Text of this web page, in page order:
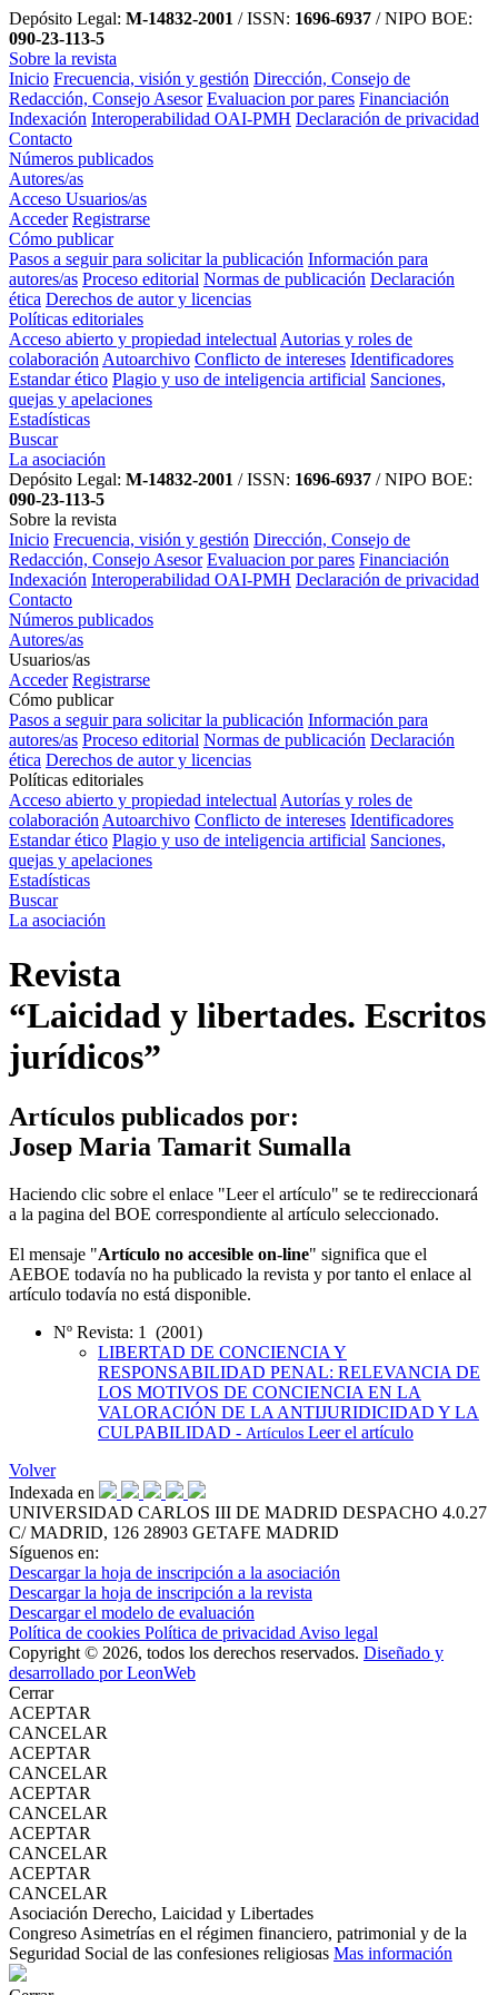
Depósito Legal: M-14832-2001 / ISSN: 1696-6937 / NIPO BOE:
090-23-113-5
Sobre la revista
Inicio Frecuencia, visión y gestión Dirección, Consejo de
Redacción, Consejo Asesor Evaluacion por pares Financiación
Indexación Interoperabilidad OAI-PMH Declaración de privacidad
Contacto
Números publicados
Autores/as
Acceso Usuarios/as
Acceder Registrarse
Cómo publicar
Pasos a seguir para solicitar la publicación Información para
autores/as Proceso editorial Normas de publicación Declaración
ética Derechos de autor y licencias
Políticas editoriales
Acceso abierto y propiedad intelectual Autorias y roles de
colaboración Autoarchivo Conflicto de intereses Identificadores
Estandar ético Plagio y uso de inteligencia artificial Sanciones,
quejas y apelaciones
Estadísticas
Buscar
La asociación
Depósito Legal: M-14832-2001 / ISSN: 1696-6937 / NIPO BOE:
090-23-113-5
Sobre la revista
Inicio Frecuencia, visión y gestión Dirección, Consejo de
Redacción, Consejo Asesor Evaluacion por pares Financiación
Indexación Interoperabilidad OAI-PMH Declaración de privacidad
Contacto
Números publicados
Autores/as
Usuarios/as
Acceder Registrarse
Cómo publicar
Pasos a seguir para solicitar la publicación Información para
autores/as Proceso editorial Normas de publicación Declaración
ética Derechos de autor y licencias
Políticas editoriales
Acceso abierto y propiedad intelectual Autorías y roles de
colaboración Autoarchivo Conflicto de intereses Identificadores
Estandar ético Plagio y uso de inteligencia artificial Sanciones,
quejas y apelaciones
Estadísticas
Buscar
La asociación
Revista
“Laicidad y libertades. Escritos
jurídicos”
Artículos publicados por:
Josep Maria Tamarit Sumalla
Haciendo clic sobre el enlace "Leer el artículo" se te redireccionará
a la pagina del BOE correspondiente al artículo seleccionado.
El mensaje "Artículo no accesible on-line" significa que el
AEBOE todavía no ha publicado la revista y por tanto el enlace al
artículo todavía no está disponible.
Nº Revista: 1 (2001)
LIBERTAD DE CONCIENCIA Y
RESPONSABILIDAD PENAL: RELEVANCIA DE
LOS MOTIVOS DE CONCIENCIA EN LA
VALORACIÓN DE LA ANTIJURIDICIDAD Y LA
CULPABILIDAD - Artículos Leer el artículo
Volver
Indexada en
UNIVERSIDAD CARLOS III DE MADRID DESPACHO 4.0.27
C/ MADRID, 126 28903 GETAFE MADRID
Síguenos en:
Descargar la hoja de inscripción a la asociación
Descargar la hoja de inscripción a la revista
Descargar el modelo de evaluación
Política de cookies Política de privacidad Aviso legal
Copyright © 2026, todos los derechos reservados. Diseñado y
desarrollado por LeonWeb
Cerrar
ACEPTAR
CANCELAR
ACEPTAR
CANCELAR
ACEPTAR
CANCELAR
ACEPTAR
CANCELAR
ACEPTAR
CANCELAR
Asociación Derecho, Laicidad y Libertades
Congreso Asimetrías en el régimen financiero, patrimonial y de la
Seguridad Social de las confesiones religiosas Mas información